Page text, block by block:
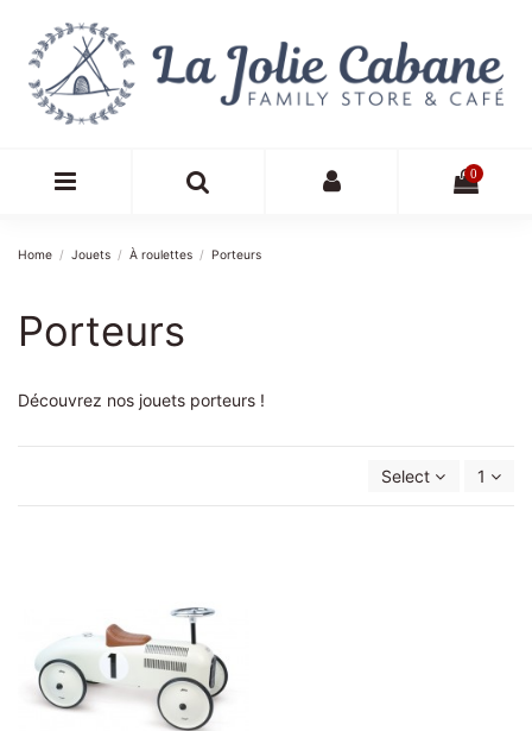
0
Home Jouets À roulettes Porteurs
Porteurs
Découvrez nos jouets porteurs !
Select 1